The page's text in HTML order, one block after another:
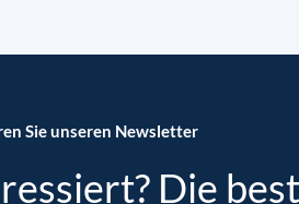
Sie unseren Newsletter
Die